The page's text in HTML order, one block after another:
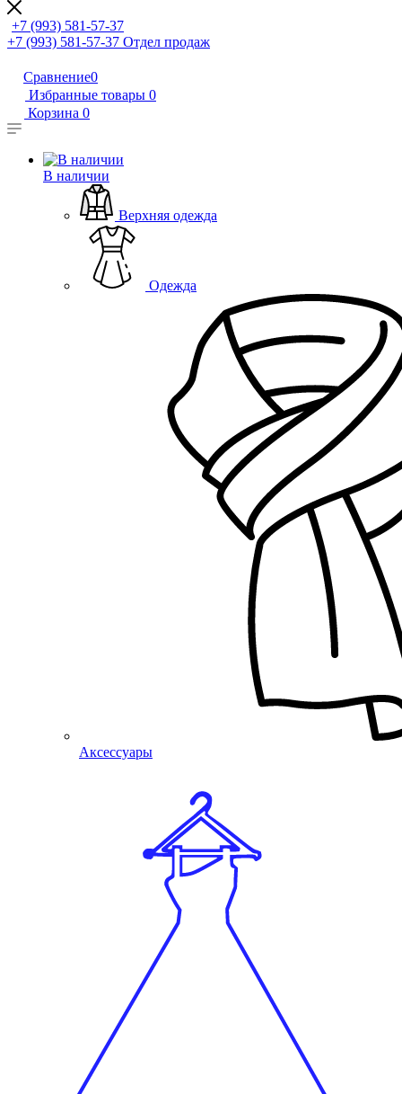
+7 (993) 581-57-37
+7 (993) 581-57-37 Отдел продаж
Сравнение0
Избранные товары 0
Корзина 0
В наличии
Верхняя одежда
Одежда
Аксессуары